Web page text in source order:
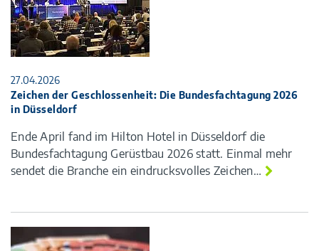
27.04.2026
Zeichen der Geschlossenheit: Die Bundesfachtagung 2026
in Düsseldorf
Ende April fand im Hilton Hotel in Düsseldorf die
Bundesfachtagung Gerüstbau 2026 statt. Einmal mehr
sendet die Branche ein eindrucksvolles Zeichen…